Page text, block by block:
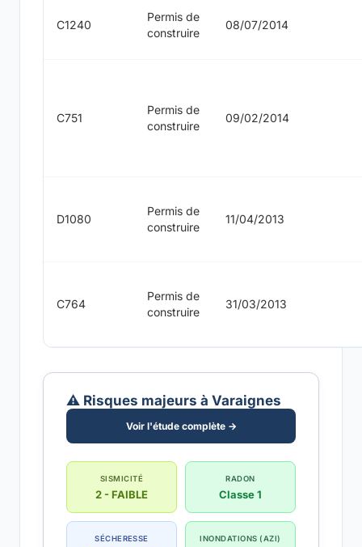
C1240
Permis de
construire
08/07/2014
C751
Permis de
construire
09/02/2014
D1080
Permis de
construire
11/04/2013
C764
Permis de
construire
31/03/2013
⚠️ Risques majeurs à Varaignes
Voir l'étude complète →
SISMICITÉ
2 - FAIBLE
RADON
Classe 1
SÉCHERESSE INONDATIONS (AZI)